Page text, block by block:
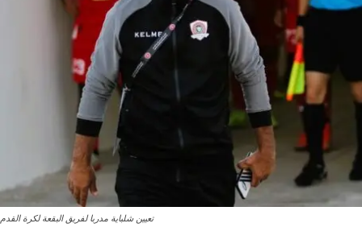
تعيين شلباية مدربا لفريق البقعة لكرة القدم